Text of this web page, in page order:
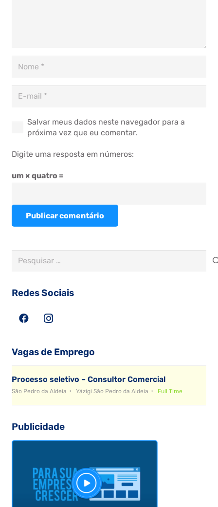
Salvar meus dados neste navegador para a
próxima vez que eu comentar.
Digite uma resposta em números:
um × quatro =
Publicar comentário
Pesquisar
Redes Sociais
Vagas de Emprego
Processo seletivo – Consultor Comercial
São Pedro da Aldeia Yázigi São Pedro da Aldeia Full Time
Publicidade